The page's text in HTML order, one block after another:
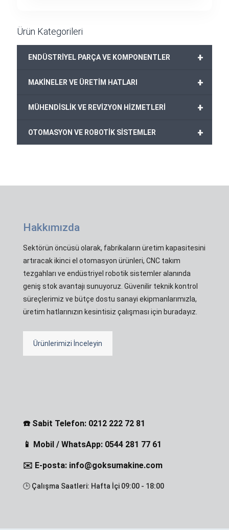
Ürün Kategorileri
+
ENDÜSTRİYEL PARÇA VE KOMPONENTLER
+
MAKİNELER VE ÜRETİM HATLARI
+
MÜHENDİSLİK VE REVİZYON HİZMETLERİ
+
OTOMASYON VE ROBOTİK SİSTEMLER
Hakkımızda
Sektörün öncüsü olarak, fabrikaların üretim kapasitesini
artıracak ikinci el otomasyon ürünleri, CNC takım
tezgahları ve endüstriyel robotik sistemler alanında
geniş stok avantajı sunuyoruz. Güvenilir teknik kontrol
süreçlerimiz ve bütçe dostu sanayi ekipmanlarımızla,
üretim hatlarınızın kesintisiz çalışması için buradayız.
Ürünlerimizi İnceleyin
☎️ Sabit Telefon: 0212 222 72 81
📱 Mobil / WhatsApp: 0544 281 77 61
✉️ E-posta: info@goksumakine.com
🕒 Çalışma Saatleri: Hafta İçi 09:00 - 18:00